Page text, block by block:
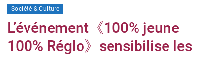
Société & Culture
L’événement《100% jeune
100% Réglo》sensibilise les